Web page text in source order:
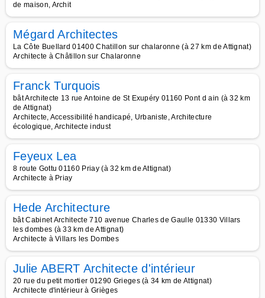
de maison, Archit
Mégard Architectes
La Côte Buellard 01400 Chatillon sur chalaronne (à 27 km de Attignat)
Architecte à Châtillon sur Chalaronne
Franck Turquois
bât Architecte 13 rue Antoine de St Exupéry 01160 Pont d ain (à 32 km
de Attignat)
Architecte, Accessibilité handicapé, Urbaniste, Architecture
écologique, Architecte indust
Feyeux Lea
8 route Gottu 01160 Priay (à 32 km de Attignat)
Architecte à Priay
Hede Architecture
bât Cabinet Architecte 710 avenue Charles de Gaulle 01330 Villars
les dombes (à 33 km de Attignat)
Architecte à Villars les Dombes
Julie ABERT Architecte d'intérieur
20 rue du petit mortier 01290 Grieges (à 34 km de Attignat)
Architecte d'intérieur à Grièges